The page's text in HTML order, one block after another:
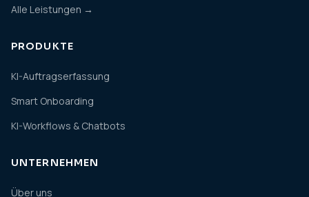
Alle Leistungen →
PRODUKTE
KI-Auftragserfassung
Smart Onboarding
KI-Workflows & Chatbots
UNTERNEHMEN
Über uns